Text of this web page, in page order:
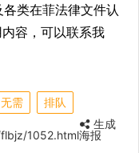
类在菲法律文件认
容，可以联系我
无需
排队
1052.html
生成
海报